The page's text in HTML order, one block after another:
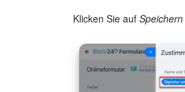
Klicken Sie auf Speichern